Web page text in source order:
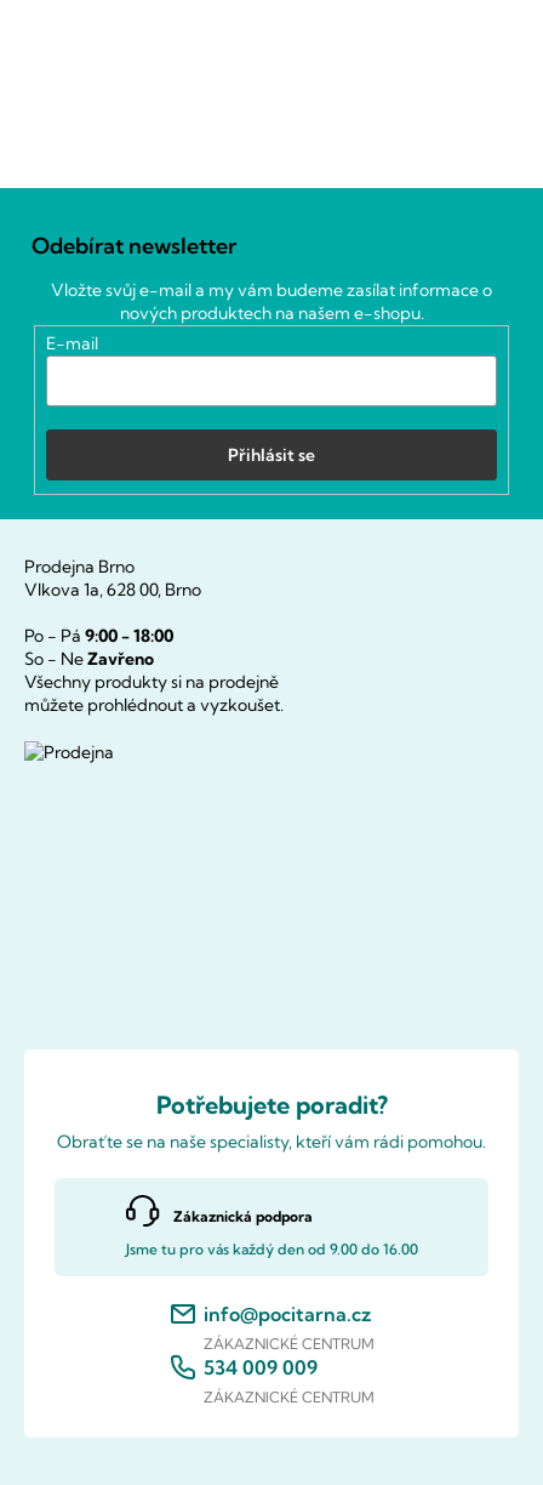
Odebírat newsletter
Vložte svůj e-mail a my vám budeme zasílat informace o
nových produktech na našem e-shopu.
E-mail
Přihlásit se
Prodejna Brno
Vlkova 1a, 628 00, Brno
Po - Pá 9:00 - 18:00
So - NeZavřeno
Všechny produkty si na prodejně
můžete prohlédnout a vyzkoušet.
Potřebujete poradit?
Obraťte se na naše specialisty, kteří vám rádi pomohou.
Zákaznická podpora
Jsme tu pro vás každý den od 9.00 do 16.00
info@pocitarna.cz
ZÁKAZNICKÉ CENTRUM
534 009 009
ZÁKAZNICKÉ CENTRUM